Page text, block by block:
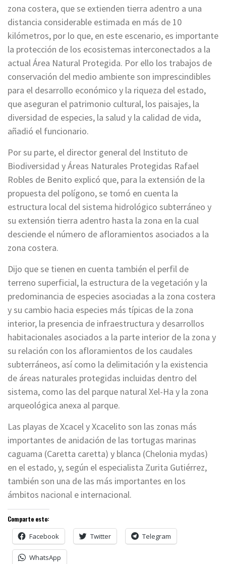
zona costera, que se extienden tierra adentro a una
distancia considerable estimada en más de 10
kilómetros, por lo que, en este escenario, es importante
la protección de los ecosistemas interconectados a la
actual Área Natural Protegida. Por ello los trabajos de
conservación del medio ambiente son imprescindibles
para el desarrollo económico y la riqueza del estado,
que aseguran el patrimonio cultural, los paisajes, la
diversidad de especies, la salud y la calidad de vida,
añadió el funcionario.
Por su parte, el director general del Instituto de
Biodiversidad y Áreas Naturales Protegidas Rafael
Robles de Benito explicó que, para la extensión de la
propuesta del polígono, se tomó en cuenta la
estructura local del sistema hidrológico subterráneo y
su extensión tierra adentro hasta la zona en la cual
desciende el número de afloramientos asociados a la
zona costera.
Dijo que se tienen en cuenta también el perfil de
terreno superficial, la estructura de la vegetación y la
predominancia de especies asociadas a la zona costera
y su cambio hacia especies más típicas de la zona
interior, la presencia de infraestructura y desarrollos
habitacionales asociados a la parte interior de la zona y
su relación con los afloramientos de los caudales
subterráneos, así como la delimitación y la existencia
de áreas naturales protegidas incluidas dentro del
sistema, como las del parque natural Xel-Ha y la zona
arqueológica anexa al parque.
Las playas de Xcacel y Xcacelito son las zonas más
importantes de anidación de las tortugas marinas
caguama (Caretta caretta) y blanca (Chelonia mydas)
en el estado, y, según el especialista Zurita Gutiérrez,
también son una de las más importantes en los
ámbitos nacional e internacional.
Comparte esto:
Facebook Twitter Telegram
WhatsApp